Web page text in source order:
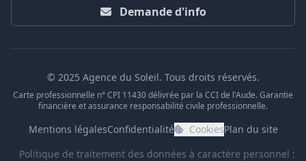
Demande d'info
© 2025 Agence du Soleil. Tous droits réservés.
Carte professionnelle n° CPI 11430 délivrée par la CCI de l'Aude. Garantie
financière et assurance responsabilité civile professionnelle.
Mentions légalesConfidentialité CookiesPlan du site
Politique de traitement des données à caractère personnel :